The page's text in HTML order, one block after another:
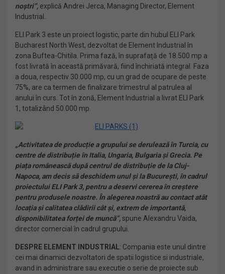
noștri”, explică Andrei Jerca, Managing Director, Element
Industrial.
ELI Park 3 este un proiect logistic, parte din hubul ELI Park
Bucharest North West, dezvoltat de Element Industrial în
zona Buftea-Chitila. Prima fază, în suprafață de 18.500 mp a
fost livrată în această primăvară, fiind închiriată integral. Faza
a doua, respectiv 30.000 mp, cu un grad de ocupare de peste
75%, are ca termen de finalizare trimestrul al patrulea al
anului în curs. Tot în zonă, Element Industrial a livrat ELI Park
1, totalizând 50.000 mp.
„Activitatea de producție a grupului se derulează în Turcia, cu
centre de distribuție în Italia, Ungaria, Bulgaria și Grecia. Pe
piața românească după centrul de distribuție de la Cluj-
Napoca, am decis să deschidem unul și la București, în cadrul
proiectului ELI Park 3, pentru a deservi cererea în creștere
pentru produsele noastre. În alegerea noastră au contact atât
locația și calitatea clădirii cât și, extrem de importantă,
disponibilitatea forței de muncă”,spune Alexandru Vaida,
director comercial în cadrul grupului.
DESPRE ELEMENT INDUSTRIAL: Compania este unul dintre
cei mai dinamici dezvoltatori de spatii logistice si industriale,
avand in administrare sau executie o serie de proiecte sub